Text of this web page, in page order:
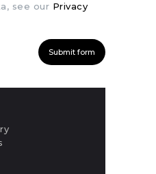
see our Privacy